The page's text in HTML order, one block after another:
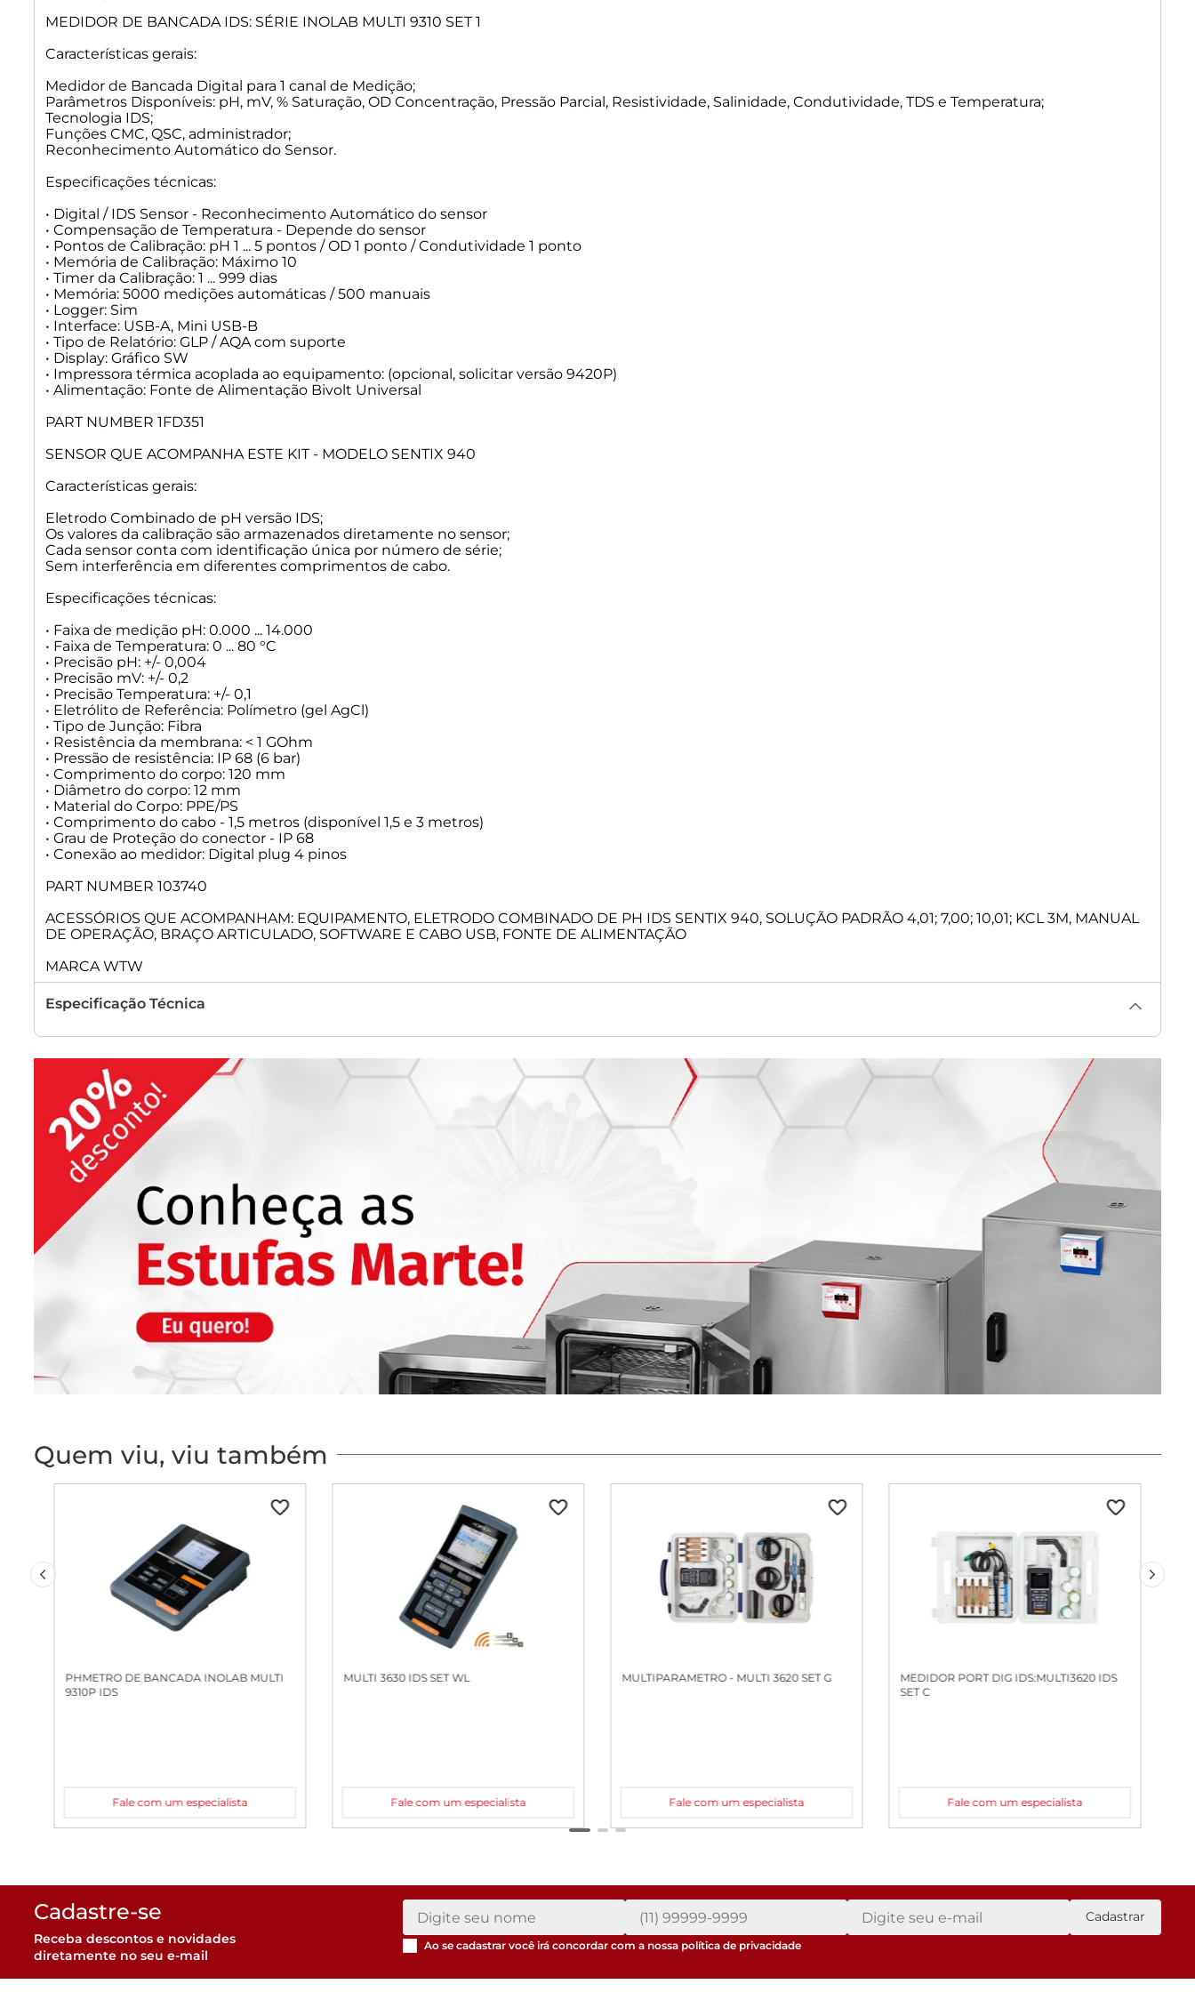
MEDIDOR DE BANCADA IDS: SÉRIE INOLAB MULTI 9310 SET 1
Características gerais:
Medidor de Bancada Digital para 1 canal de Medição;
Parâmetros Disponíveis: pH, mV, % Saturação, OD Concentração, Pressão Parcial, Resistividade, Salinidade, Condutividade, TDS e Temperatura;
Tecnologia IDS;
Funções CMC, QSC, administrador;
Reconhecimento Automático do Sensor.
Especificações técnicas:
• Digital / IDS Sensor - Reconhecimento Automático do sensor
• Compensação de Temperatura - Depende do sensor
• Pontos de Calibração: pH 1 ... 5 pontos / OD 1 ponto / Condutividade 1 ponto
• Memória de Calibração: Máximo 10
• Timer da Calibração: 1 ... 999 dias
• Memória: 5000 medições automáticas / 500 manuais
• Logger: Sim
• Interface: USB-A, Mini USB-B
• Tipo de Relatório: GLP / AQA com suporte
• Display: Gráfico SW
• Impressora térmica acoplada ao equipamento: (opcional, solicitar versão 9420P)
• Alimentação: Fonte de Alimentação Bivolt Universal
PART NUMBER 1FD351
SENSOR QUE ACOMPANHA ESTE KIT - MODELO SENTIX 940
Características gerais:
Eletrodo Combinado de pH versão IDS;
Os valores da calibração são armazenados diretamente no sensor;
Cada sensor conta com identificação única por número de série;
Sem interferência em diferentes comprimentos de cabo.
Especificações técnicas:
• Faixa de medição pH: 0.000 ... 14.000
• Faixa de Temperatura: 0 ... 80 °C
• Precisão pH: +/- 0,004
• Precisão mV: +/- 0,2
• Precisão Temperatura: +/- 0,1
• Eletrólito de Referência: Polímetro (gel AgCl)
• Tipo de Junção: Fibra
• Resistência da membrana: < 1 GOhm
• Pressão de resistência: IP 68 (6 bar)
• Comprimento do corpo: 120 mm
• Diâmetro do corpo: 12 mm
• Material do Corpo: PPE/PS
• Comprimento do cabo - 1,5 metros (disponível 1,5 e 3 metros)
• Grau de Proteção do conector - IP 68
• Conexão ao medidor: Digital plug 4 pinos
PART NUMBER 103740
ACESSÓRIOS QUE ACOMPANHAM: EQUIPAMENTO, ELETRODO COMBINADO DE PH IDS SENTIX 940, SOLUÇÃO PADRÃO 4,01; 7,00; 10,01; KCL 3M, MANUAL
DE OPERAÇÃO, BRAÇO ARTICULADO, SOFTWARE E CABO USB, FONTE DE ALIMENTAÇÃO
MARCA WTW
Especificação Técnica
Quem viu, viu também
PHMETRO DE BANCADA INOLAB MULTI
9310P IDS
Fale com um especialista
MULTI 3630 IDS SET WL
Fale com um especialista
MULTIPARAMETRO - MULTI 3620 SET G
Fale com um especialista
MEDIDOR PORT DIG IDS:MULTI3620 IDS
SET C
Fale com um especialista
Cadastre-se
Receba descontos e novidades
diretamente no seu e-mail
Cadastrar
Ao se cadastrar você irá concordar com a nossa política de privacidade